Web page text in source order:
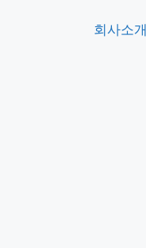
회사소개